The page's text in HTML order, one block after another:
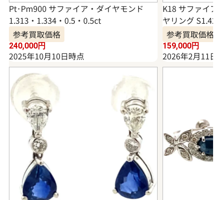
Pt･Pm900 サファイア・ダイヤモンド
1.313・1.334・0.5・0.5ct
参考買取価格
240,000円
2025年10月10日時点
K18 サファイ
ヤリング S1.42
参考買取価格
159,000円
2026年2月11日